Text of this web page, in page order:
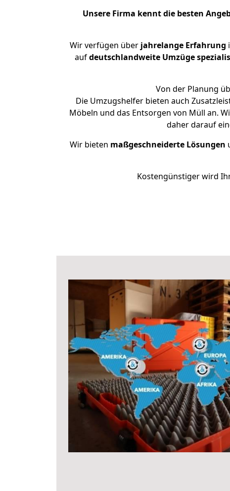
Unsere Firma kennt die besten
Wir verfügen über jahrelange Erfahrung
aufdeutschlandweite Umzüge
Von der Planung
Die Umzugshelfer bieten auch
Möbeln und das Entsorgen von Müll an.
daher darauf
Wir bieten maßgeschneiderte Lösungen
Kostengünstiger wird